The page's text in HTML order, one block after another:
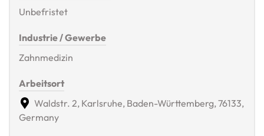
Unbefristet
Industrie / Gewerbe
Zahnmedizin
Arbeitsort
Waldstr. 2, Karlsruhe, Baden-Württemberg, 76133,
Germany